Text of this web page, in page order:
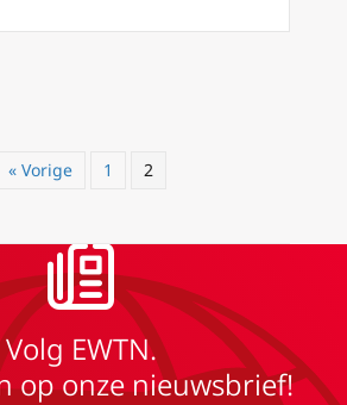
« Vorige 1 2
Volg EWTN.
op onze nieuwsbrief!